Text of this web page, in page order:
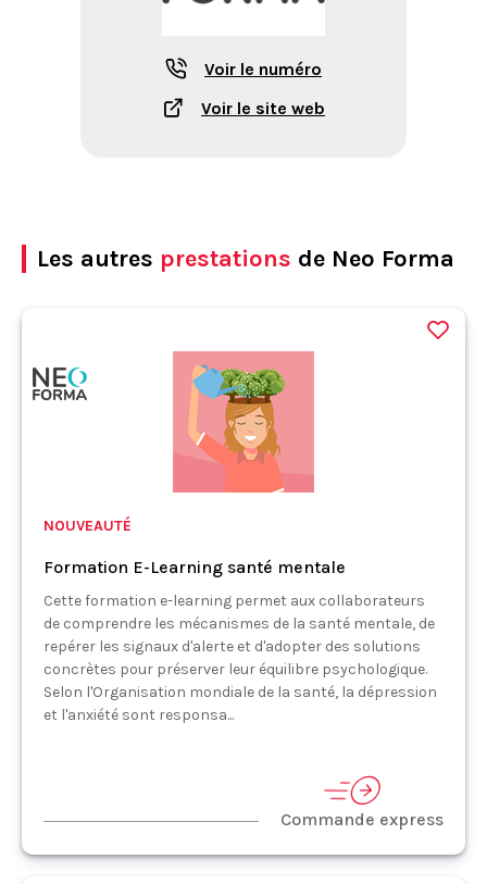
Voir le numéro
Voir le site web
Les autres prestations de Neo Forma
NOUVEAUTÉ
Formation E-Learning santé mentale
Cette formation e-learning permet aux collaborateurs
de comprendre les mécanismes de la santé mentale, de
repérer les signaux d'alerte et d'adopter des solutions
concrètes pour préserver leur équilibre psychologique.
Selon l'Organisation mondiale de la santé, la dépression
et l'anxiété sont responsa...
Commande express